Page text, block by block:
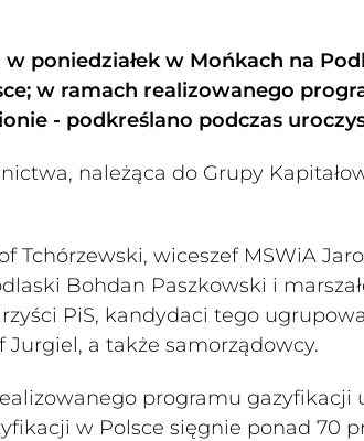
poniedziałek w Mońkach na
w ramach realizowanego
- podkreślano podczas
należąca do Grupy
Tchórzewski, wiceszef MSWiA
Bohdan Paszkowski i
PiS, kandydaci tego
a także samorządowcy.
programu gazyfikacji
w Polsce sięgnie ponad 70